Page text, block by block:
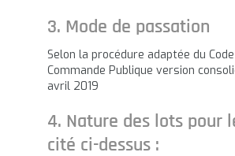
3. Mode de passation
Selon la procédure adaptée du
Commande Publique version
avril 2019
4. Nature des lots pour
cité ci-dessus :